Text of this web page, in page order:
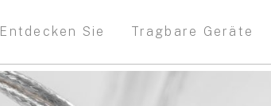
Entdecken Sie Tragbare Geräte